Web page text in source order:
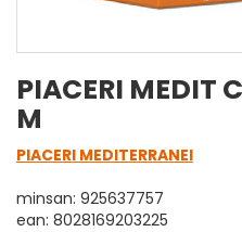
PIACERI MEDIT
M
PIACERI MEDITERRANEI
minsan: 925637757
ean: 8028169203225